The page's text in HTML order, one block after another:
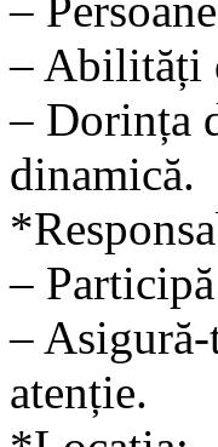
– Abilități
– Dorința
dinamică.
–
– Asigură-
atenție.